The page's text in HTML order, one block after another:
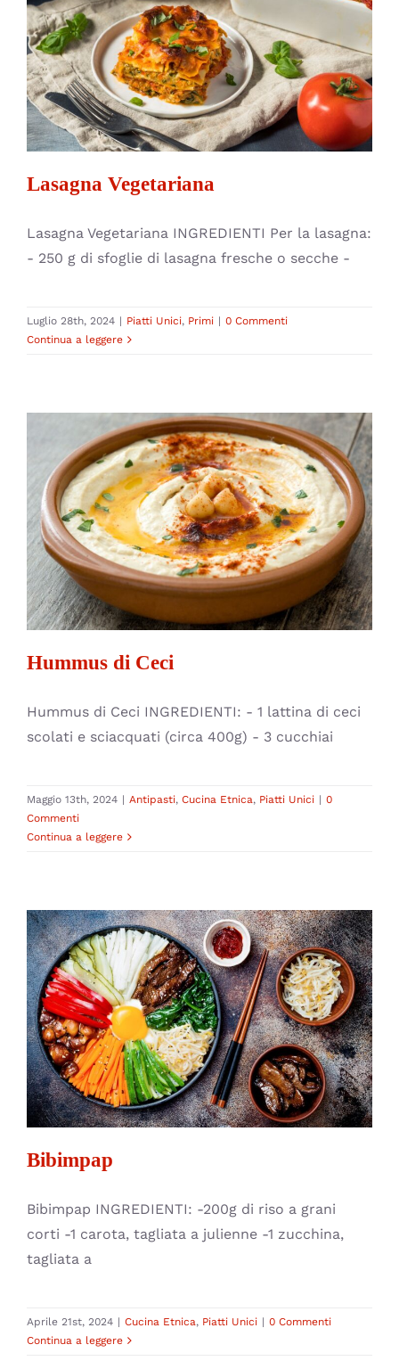
Lasagna Vegetariana
Piatti Unici Primi
Lasagna Vegetariana
Lasagna Vegetariana INGREDIENTI Per la lasagna:
- 250 g di sfoglie di lasagna fresche o secche -
Luglio 28th, 2024 | Piatti Unici, Primi | 0 Commenti
Continua a leggere
Hummus di Ceci
Antipasti Cucina Etnica Piatti Unici
Hummus di Ceci
Hummus di Ceci INGREDIENTI: - 1 lattina di ceci
scolati e sciacquati (circa 400g) - 3 cucchiai
Maggio 13th, 2024 | Antipasti, Cucina Etnica, Piatti Unici | 0
Commenti
Continua a leggere
Bibimpap
Cucina Etnica Piatti Unici
Bibimpap
Bibimpap INGREDIENTI: -200g di riso a grani
corti -1 carota, tagliata a julienne -1 zucchina,
tagliata a
Aprile 21st, 2024 | Cucina Etnica, Piatti Unici | 0 Commenti
Continua a leggere